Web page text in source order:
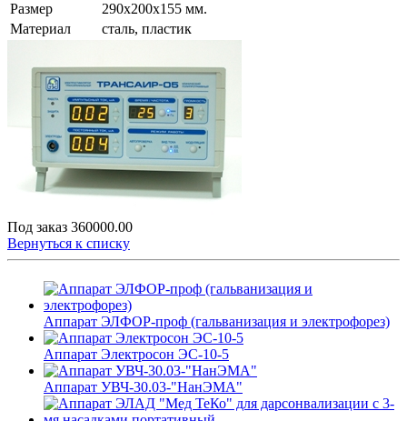
Размер
290х200х155 мм.
Материал
сталь, пластик
Под заказ 360000.00
Вернуться к списку
Аппарат ЭЛФОР-проф (гальванизация и электрофорез)
Аппарат Электросон ЭС-10-5
Аппарат УВЧ-30.03-"НанЭМА"